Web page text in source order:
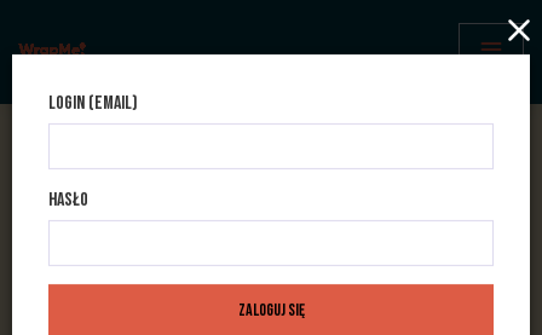
Bądźmy w kontakcie
Login (Email)
Hasło
Zaloguj się